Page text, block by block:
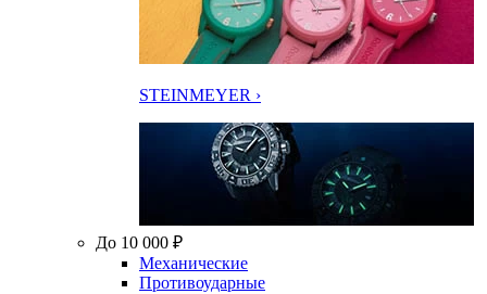
STEINMEYER ›
До 10 000 ₽
Механические
Противоударные